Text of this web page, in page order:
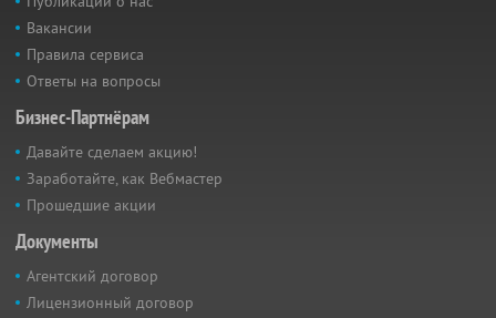
Вакансии
Правила сервиса
Ответы на вопросы
Бизнес-Партнёрам
Давайте сделаем акцию!
Заработайте, как Вебмастер
Прошедшие акции
Документы
Агентский договор
Лицензионный договор